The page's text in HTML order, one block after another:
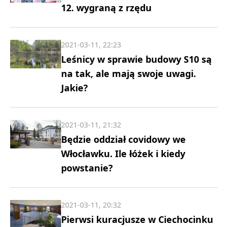
12. wygraną z rzędu
Leśnicy w sprawie budowy S10 są
na tak, ale mają swoje uwagi.
Jakie?
2021-03-11, 22:23
Będzie oddział covidowy we
Włocławku. Ile łóżek i kiedy
powstanie?
2021-03-11, 21:32
Pierwsi kuracjusze w Ciechocinku
2021-03-11, 20:32